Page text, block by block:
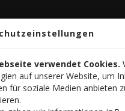
verwendet Cookies.
auf unserer Website, um
für soziale Medien anbieten